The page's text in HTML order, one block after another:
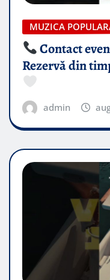
MUZICA
Contact
Rezervă din
admin